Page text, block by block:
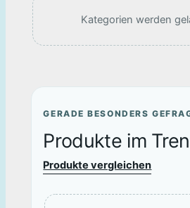
Kategorien werden
GERADE BESONDERS
Produkte im
Produkte vergleichen